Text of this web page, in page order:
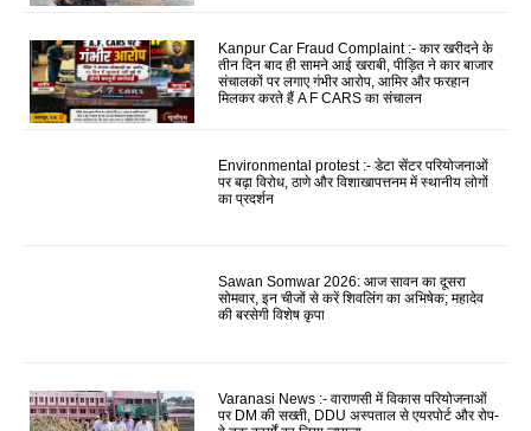
Kanpur Car Fraud Complaint :- कार खरीदने के
तीन दिन बाद ही सामने आई खराबी, पीड़ित ने कार बाजार
संचालकों पर लगाए गंभीर आरोप, आमिर और फरहान
मिलकर करते हैं A F CARS का संचालन
Environmental protest :- डेटा सेंटर परियोजनाओं
पर बढ़ा विरोध, ठाणे और विशाखापत्तनम में स्थानीय लोगों
का प्रदर्शन
Sawan Somwar 2026: आज सावन का दूसरा
सोमवार, इन चीजों से करें शिवलिंग का अभिषेक; महादेव
की बरसेगी विशेष कृपा
Varanasi News :- वाराणसी में विकास परियोजनाओं
पर DM की सख्ती, DDU अस्पताल से एयरपोर्ट और रोप-